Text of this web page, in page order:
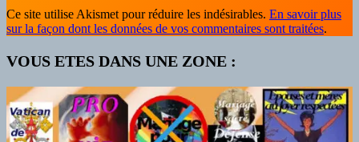
Ce site utilise Akismet pour réduire les indésirables. En savoir plus
sur la façon dont les données de vos commentaires sont traitées.
VOUS ETES DANS UNE ZONE :